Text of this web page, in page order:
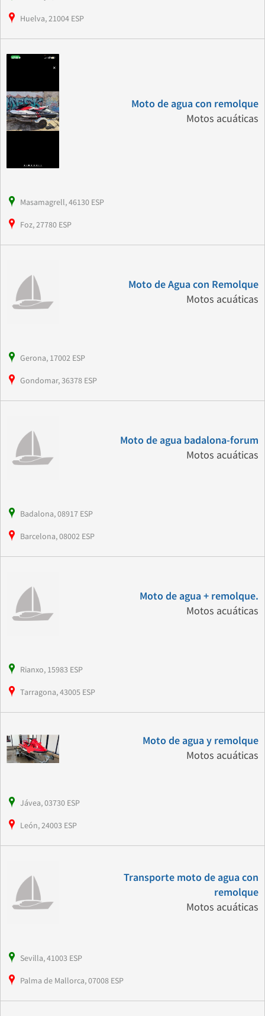
Huelva, 21004 ESP
Moto de agua con remolque
Motos acuáticas
Masamagrell, 46130 ESP
Foz, 27780 ESP
Moto de Agua con Remolque
Motos acuáticas
Gerona, 17002 ESP
Gondomar, 36378 ESP
Moto de agua badalona-forum
Motos acuáticas
Badalona, 08917 ESP
Barcelona, 08002 ESP
Moto de agua + remolque.
Motos acuáticas
Rianxo, 15983 ESP
Tarragona, 43005 ESP
Moto de agua y remolque
Motos acuáticas
Jávea, 03730 ESP
León, 24003 ESP
Transporte moto de agua con
remolque
Motos acuáticas
Sevilla, 41003 ESP
Palma de Mallorca, 07008 ESP